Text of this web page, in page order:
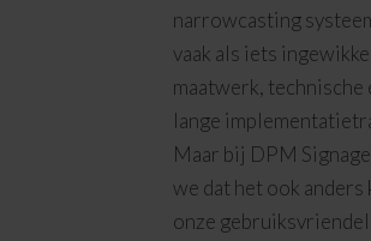
narrowcasting
vaak als iets
maatwerk, technische
lange
Maar bij DPM
we dat het ook anders
onze